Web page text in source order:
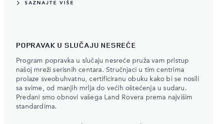
SAZNAJTE VIŠE
POPRAVAK U SLUČAJU NESREĆE
Program popravka u slučaju nesreće pruža vam pristup
našoj mreži serisnih centara. Stručnjaci u tim centrima
prolaze sveobuhvatnu, certificiranu obuku kako bi se nosili
sa svime, od manjih mrlja do većih oštećenja u sudaru.
Predani smo obnovi vašega Land Rovera prema najvišim
standardima.